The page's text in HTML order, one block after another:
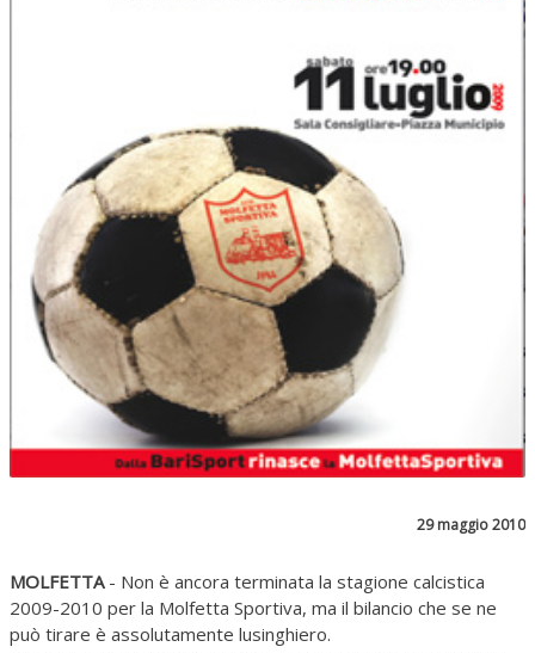
29 maggio 2010
MOLFETTA- Non è ancora terminata la stagione calcistica
2009-2010 per la Molfetta Sportiva, ma il bilancio che se ne
può tirare è assolutamente lusinghiero.